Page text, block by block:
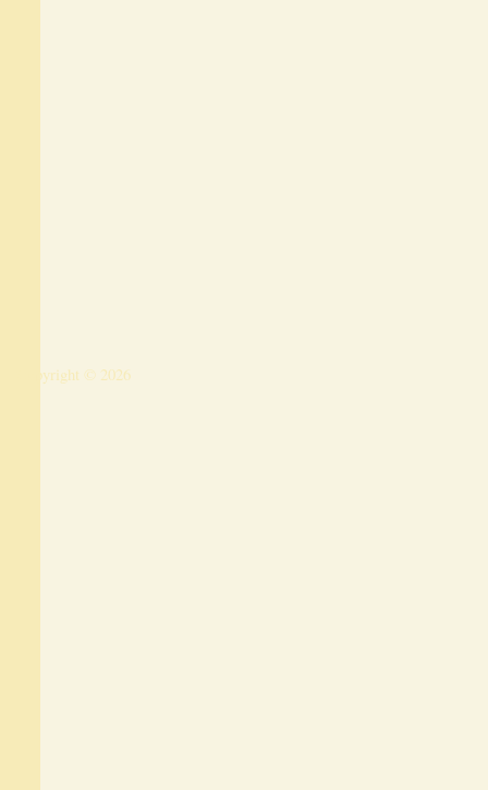
Copyright © 2026